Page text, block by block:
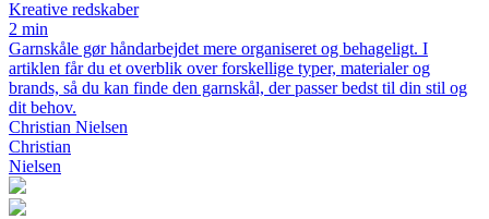
Kreative redskaber
2 min
Garnskåle gør håndarbejdet mere organiseret og behageligt. I
artiklen får du et overblik over forskellige typer, materialer og
brands, så du kan finde den garnskål, der passer bedst til din stil og
dit behov.
Christian Nielsen
Christian
Nielsen